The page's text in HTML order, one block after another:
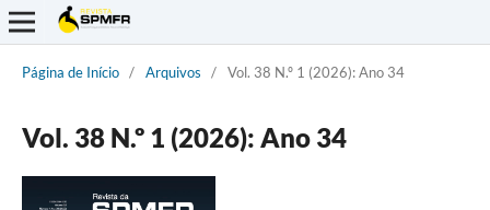
Página de Início / Arquivos / Vol. 38 N.º 1 (2026): Ano 34
Vol. 38 N.º 1 (2026): Ano 34